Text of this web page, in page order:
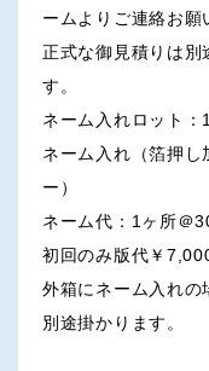
ームよりご連絡お願
正式な御見積りは別
す。
ネーム入れロット：
ネーム入れ（箔押
ー）
ネーム代：1ヶ所＠
初回のみ版代￥
外箱にネーム入れ
別途掛かります。